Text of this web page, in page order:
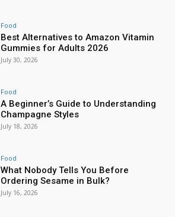
Food
Best Alternatives to Amazon Vitamin
Gummies for Adults 2026
July 30, 2026
Food
A Beginner’s Guide to Understanding
Champagne Styles
July 18, 2026
Food
What Nobody Tells You Before
Ordering Sesame in Bulk?
July 16, 2026